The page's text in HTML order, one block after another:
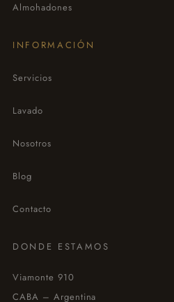
Almohadones
INFORMACIÓN
Servicios
Lavado
Nosotros
Blog
Contacto
DONDE ESTAMOS
Viamonte 910
CABA – Argentina